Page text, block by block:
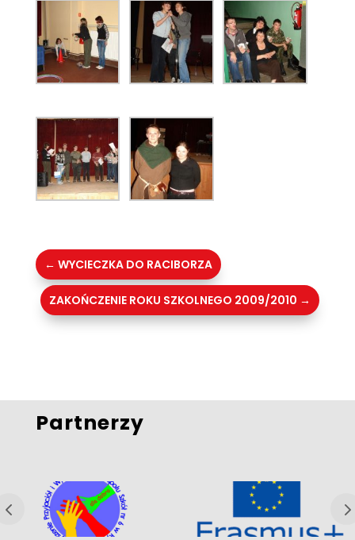
← WYCIECZKA DO RACIBORZA
ZAKOŃCZENIE ROKU SZKOLNEGO 2009/2010 →
Partnerzy